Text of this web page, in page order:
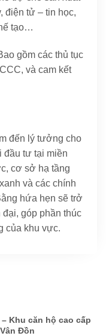
điện tử – tin học,
tạo…
gồm các thủ tục
và cam kết
đến lý tưởng cho
đầu tư tại miền
cơ sở hạ tầng
và các chính
hứa hẹn sẽ trở
góp phần thúc
của khu vực.
Khu căn hộ cao cấp
Đồn